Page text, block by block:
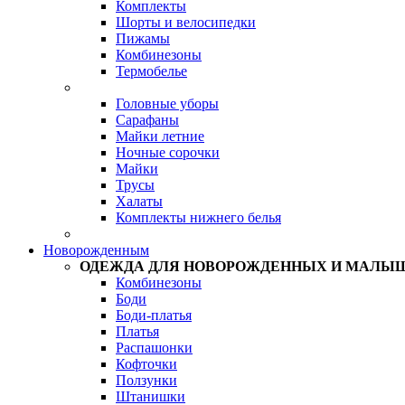
Комплекты
Шорты и велосипедки
Пижамы
Комбинезоны
Термобелье
Головные уборы
Сарафаны
Майки летние
Ночные сорочки
Майки
Трусы
Халаты
Комплекты нижнего белья
Новорожденным
ОДЕЖДА ДЛЯ НОВОРОЖДЕННЫХ И
Комбинезоны
Боди
Боди-платья
Платья
Распашонки
Кофточки
Ползунки
Штанишки